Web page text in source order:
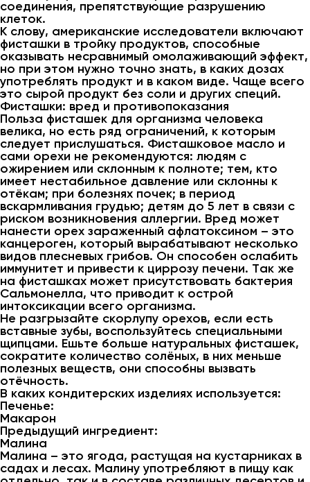
соединения, препятствующие разрушению
клеток.
К слову, американские исследователи включают
фисташки в тройку продуктов, способные
оказывать несравнимый омолаживающий эффект,
но при этом нужно точно знать, в каких дозах
употреблять продукт и в каком виде. Чаще всего
это сырой продукт без соли и других специй.
Фисташки: вред и противопоказания
Польза фисташек для организма человека
велика, но есть ряд ограничений, к которым
следует прислушаться. Фисташковое масло и
сами орехи не рекомендуются: людям с
ожирением или склонным к полноте; тем, кто
имеет нестабильное давление или склонны к
отёкам; при болезнях почек; в период
вскармливания грудью; детям до 5 лет в связи с
риском возникновения аллергии. Вред может
нанести орех зараженный афлатоксином – это
канцероген, который вырабатывают несколько
видов плесневых грибов. Он способен ослабить
иммунитет и привести к циррозу печени. Так же
на фисташках может присутствовать бактерия
Сальмонелла, что приводит к острой
интоксикации всего организма.
Не разгрызайте скорлупу орехов, если есть
вставные зубы, воспользуйтесь специальными
щипцами. Ешьте больше натуральных фисташек,
сократите количество солёных, в них меньше
полезных веществ, они способны вызвать
отёчность.
В каких кондитерских изделиях используется:
Печенье:
Макарон
Предыдущий ингредиент:
Малина
Малина – это ягода, растущая на кустарниках в
садах и лесах. Малину употребляют в пищу как